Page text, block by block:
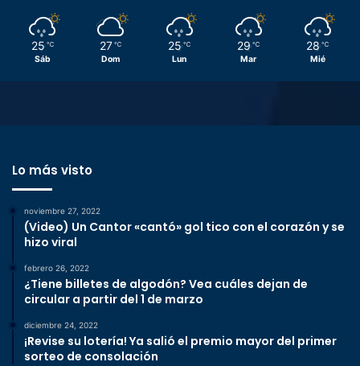
25 ℃
Sáb
27 ℃
Dom
25 ℃
Lun
29 ℃
Mar
28 ℃
Mié
Lo más visto
noviembre 27, 2022
(Video) Un Cantor «cantó» gol tico con el corazón y se
hizo viral
febrero 26, 2022
¿Tiene billetes de algodón? Vea cuáles dejan de
circular a partir del 1 de marzo
diciembre 24, 2022
¡Revise su lotería! Ya salió el premio mayor del primer
sorteo de consolación